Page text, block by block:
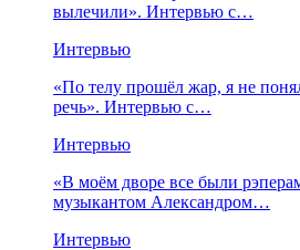
вылечили». Интервью с…
Интервью
«По телу прошёл жар, я не
речь». Интервью с…
Интервью
«В моём дворе все были
музыкантом Александром…
Интервью